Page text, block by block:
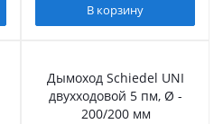
В корзину
Дымоход Schiedel UNI
двухходовой 5 пм, Ø -
200/200 мм